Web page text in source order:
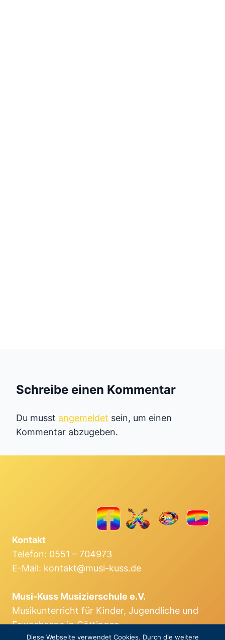
Schreibe einen Kommentar
Du musst angemeldet sein, um einen
Kommentar abzugeben.
Kontakt
Telefon: 0551 – 704973
E-Mail: kontakt@musi-kuss.de
Musi-Kuss Musizierschule e.V.
Musikunterricht für Kinder, Jugendliche und
Erwachsene in Göttingen.
Diese Webseite verwendet Cookies. Durch die weitere